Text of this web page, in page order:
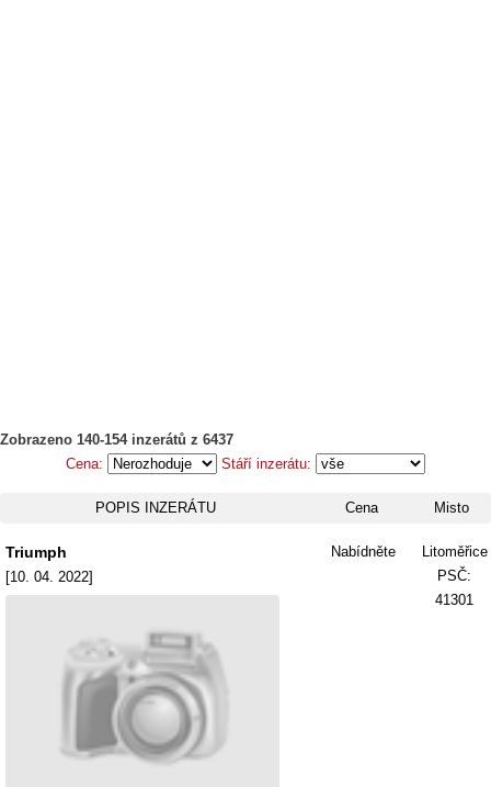
Zobrazeno 140-154 inzerátů z 6437
Cena:
Stáří inzerátu:
POPIS INZERÁTU Cena Misto
Triumph
[10. 04. 2022]
Nabídněte
Litoměřice
PSČ:
41301